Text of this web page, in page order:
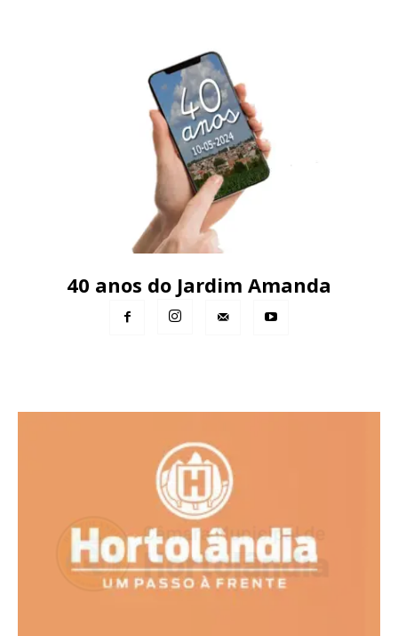
40 anos do Jardim Amanda